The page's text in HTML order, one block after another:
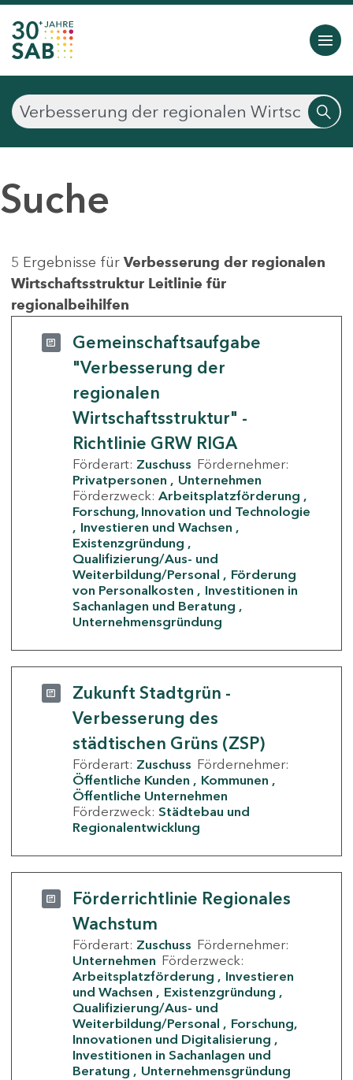
Suche
5 Ergebnisse für Verbesserung der regionalen
Wirtschaftsstruktur Leitlinie für
regionalbeihilfen
Gemeinschaftsaufgabe
"Verbesserung der
regionalen
Wirtschaftsstruktur" -
Richtlinie GRW RIGA
Förderart: Zuschuss Fördernehmer:
Privatpersonen
Unternehmen
Förderzweck: Arbeitsplatzförderung
Forschung, Innovation und Technologie
Investieren und Wachsen
Existenzgründung
Qualifizierung/Aus- und
Weiterbildung/Personal
Förderung
von Personalkosten
Investitionen in
Sachanlagen und Beratung
Unternehmensgründung
Zukunft Stadtgrün -
Verbesserung des
städtischen Grüns (ZSP)
Förderart: Zuschuss Fördernehmer:
Öffentliche Kunden
Kommunen
Öffentliche Unternehmen
Förderzweck: Städtebau und
Regionalentwicklung
Förderrichtlinie Regionales
Wachstum
Förderart: Zuschuss Fördernehmer:
Unternehmen Förderzweck:
Arbeitsplatzförderung
Investieren
und Wachsen
Existenzgründung
Qualifizierung/Aus- und
Weiterbildung/Personal
Forschung,
Innovationen und Digitalisierung
Investitionen in Sachanlagen und
Beratung
Unternehmensgründung